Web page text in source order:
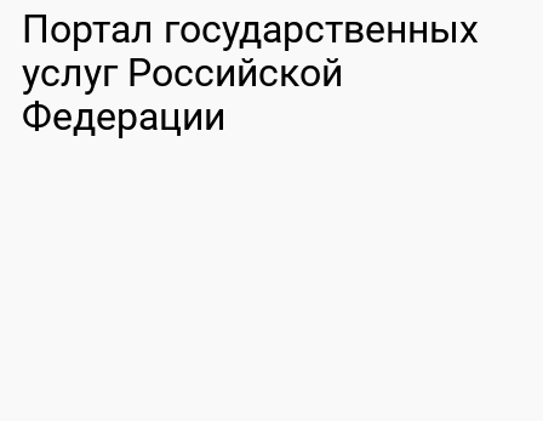
Портал государственных
услуг Российской
Федерации